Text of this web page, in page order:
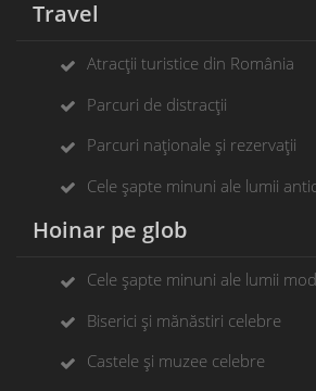
Travel
Atracții turistice din România
Parcuri de distracții
Parcuri naționale și rezervații
Cele șapte minuni ale lumii
Hoinar pe glob
Cele șapte minuni ale lumii
Biserici și mănăstiri celebre
Castele și muzee celebre